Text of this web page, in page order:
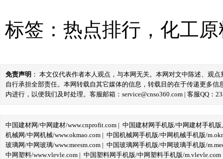
标签： 热点排行 ， 化工原
免责声明 ： 本文仅代表作者本人观点，与本网无关。本网对文中陈述、观
自行承担全部责任。本网转载自其它媒体的信息，转载目的在于传递更多
内进行，以便我们及时处理。客服邮箱：service@cnso360.com | 客服QQ：
中国建材网/中网建材/www.cnprofit.com | 中国建材网手机版/中网建材手机版
机械网/中网机械/www.okmao.com | 中国机械网手机版/中网机械手机版/
玻璃网/中网玻璃/www.meesm.com | 中国玻璃网手机版/中网玻璃手机版/
中网塑料/www.vlevle.com | 中国塑料网手机版/中网塑料手机版/m.vlevle.com